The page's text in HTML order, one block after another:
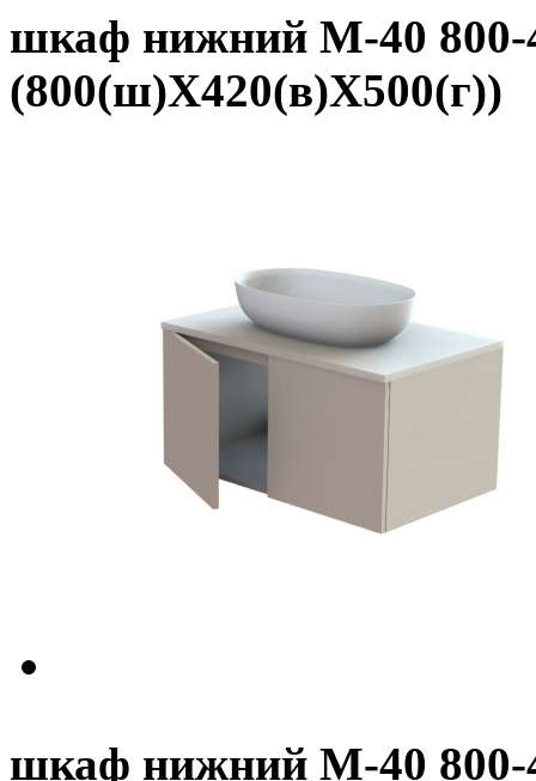
шкаф нижний М-40 800-
(800(ш)Х420(в)Х500(г))
шкаф нижний М-40 800-